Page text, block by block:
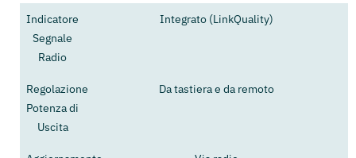
Indicatore
Segnale
Radio
Integrato (LinkQuality)
Regolazione
Potenza di
Uscita
Da tastiera e da remoto